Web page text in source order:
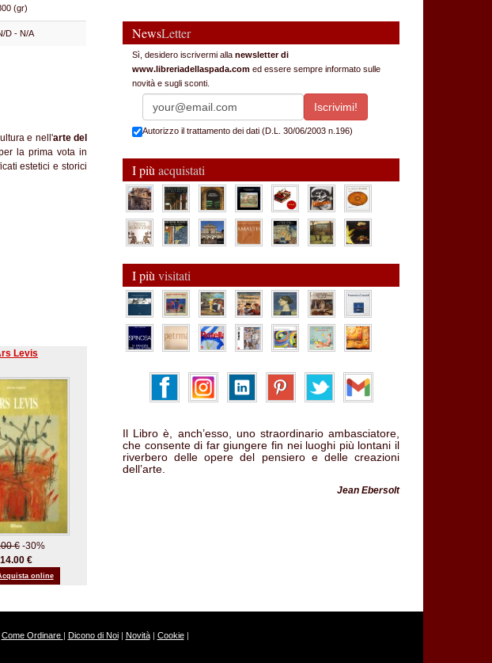
(gr)
D - N/A
e nell'arte del
la prima vota in
estetici e storici
Levis
€-30%
14.00 €
online
NewsLetter
Sì, desidero iscrivermi alla newsletter di
www.libreriadellaspada.com ed essere sempre informato sulle
novità e sugli sconti.
Autorizzo il trattamento dei dati (D.L. 30/06/2003 n.196)
I più acquistati
I più visitati
Il Libro è, anch’esso, uno straordinario ambasciatore,
che consente di far giungere fin nei luoghi più lontani il
riverbero delle opere del pensiero e delle creazioni
dell’arte.
Jean Ebersolt
Come Ordinare | Dicono di Noi| Novità| Cookie|